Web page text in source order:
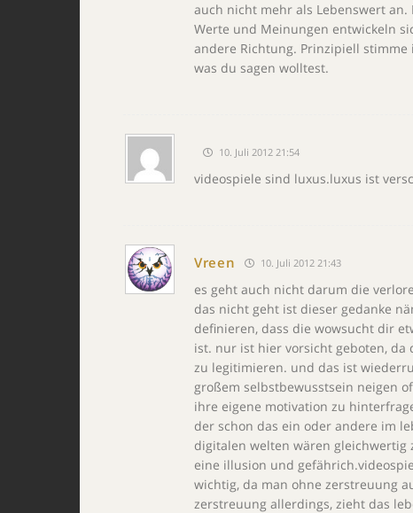
auch nicht mehr als Lebenswert
Werte und Meinungen entwickeln
andere Richtung. Prinzipiell
was du sagen wolltest.
10. Juli 2012 21:54
videospiele sind luxus.luxus ist
Vreen 10. Juli 2012 21:43
es geht auch nicht darum die
das nicht geht ist dieser gedanke
definieren, dass die wowsucht dir
ist. nur ist hier vorsicht geboten, da
zu legitimieren. und das ist
großem selbstbewusstsein neigen
ihre eigene motivation zu
der schon das ein oder andere im
digitalen welten wären
eine illusion und
wichtig, da man ohne zerstreuung
zerstreuung allerdings, zieht das